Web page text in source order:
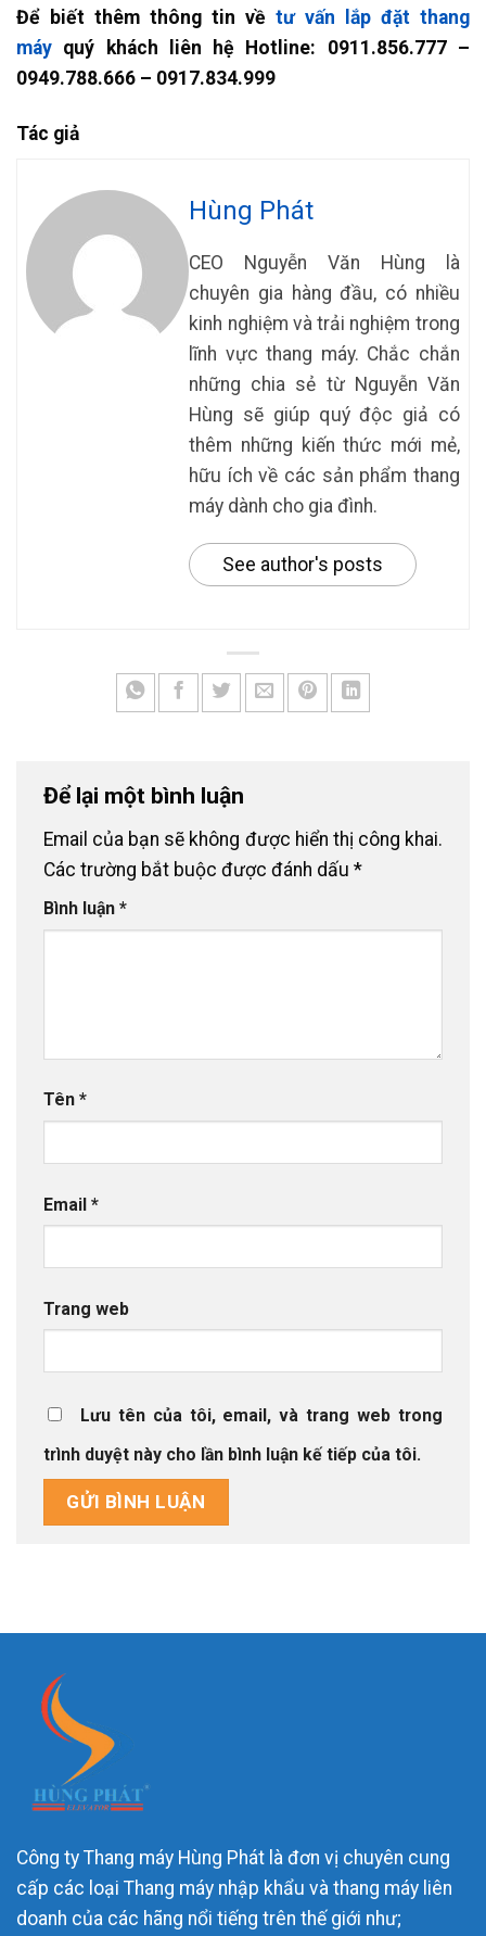
Để biết thêm thông tin về tư vấn lắp đặt thang
máy quý khách liên hệ Hotline: 0911.856.777 –
0949.788.666 – 0917.834.999
Tác giả
Hùng Phát
CEO Nguyễn Văn Hùng là
chuyên gia hàng đầu, có nhiều
kinh nghiệm và trải nghiệm trong
lĩnh vực thang máy. Chắc chắn
những chia sẻ từ Nguyễn Văn
Hùng sẽ giúp quý độc giả có
thêm những kiến thức mới mẻ,
hữu ích về các sản phẩm thang
máy dành cho gia đình.
See author's posts
Để lại một bình luận
Email của bạn sẽ không được hiển thị công khai.
Các trường bắt buộc được đánh dấu *
Bình luận *
Tên *
Email *
Trang web
Lưu tên của tôi, email, và trang web trong
trình duyệt này cho lần bình luận kế tiếp của tôi.
Công ty Thang máy Hùng Phát là đơn vị chuyên cung
cấp các loại Thang máy nhập khẩu và thang máy liên
doanh của các hãng nổi tiếng trên thế giới như;